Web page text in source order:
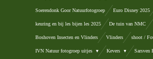
Soerendonk Goor Natuurfotogroep Euro Disney 2025
keuring en bij les bijen les 2025 De tuin van NMC
Boshoven Insecten en Vlinders Vlinders shoot /
IVN Natuur fotogroep uitjes Kevers Sarsven